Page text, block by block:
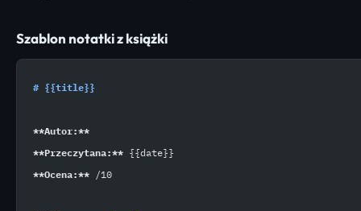
Szablon notatki z książki
# {{title}}
**Autor:**
**Przeczytana:** {{date}}
**Ocena:** /10